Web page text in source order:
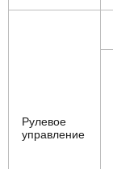
Рулевое
управление